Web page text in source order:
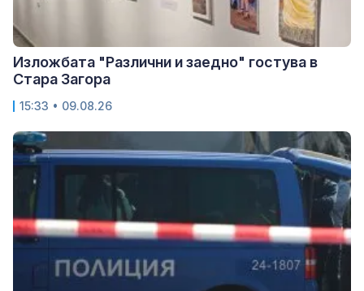
Изложбата "Различни и заедно" гостува в
Стара Загора
15:33 • 09.08.26